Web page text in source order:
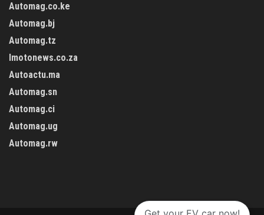
Automag.co.ke
Automag.bj
Automag.tz
Imotonews.co.za
Autoactu.ma
Automag.sn
Automag.ci
Automag.ug
Automag.rw